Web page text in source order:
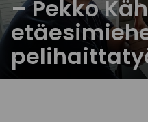
– Pekko